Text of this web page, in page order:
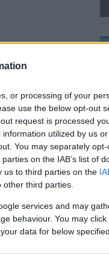
or processing of your
use the below opt-out
request is processed
utilized by us
You may separately
on the IAB’s list of
us to third parties on the
third parties.
services and may
behaviour. You may
data for below
ezer tonna
az épülő
a betont,
kerül a
te is bejárhatod